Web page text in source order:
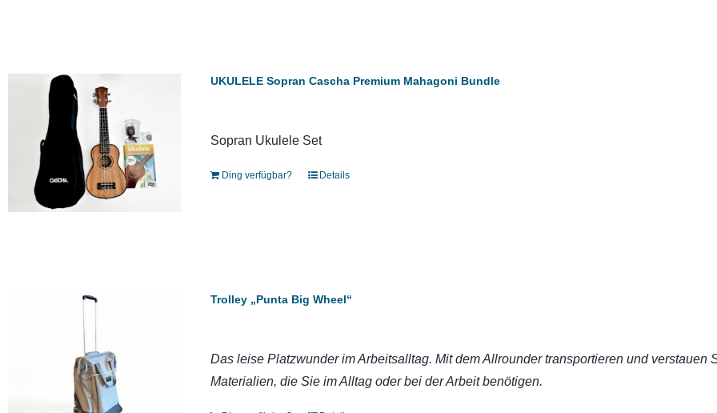
UKULELE Sopran Cascha Premium Mahagoni Bundle
Sopran Ukulele Set
Ding verfügbar? Details
Trolley „Punta Big Wheel“
Das leise Platzwunder im Arbeitsalltag. Mit dem Allrounder transportieren und verstauen
Materialien, die Sie im Alltag oder bei der Arbeit benötigen.